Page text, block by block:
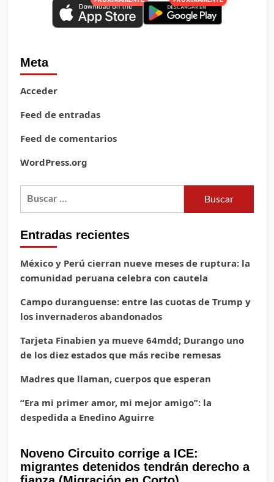
Meta
Acceder
Feed de entradas
Feed de comentarios
WordPress.org
Buscar:
Entradas recientes
México y Perú cierran nueve meses de ruptura: la
comunidad peruana celebra con cautela
Campo duranguense: entre las cuotas de Trump y
los invernaderos abandonados
Tarjeta Finabien ya mueve 64mdd; Durango uno
de los diez estados que más recibe remesas
Madres que llaman, cuerpos que esperan
“Era mi primer amor, mi mejor amigo”: la
despedida a Enedino Aguirre
Noveno Circuito corrige a ICE:
migrantes detenidos tendrán derecho a